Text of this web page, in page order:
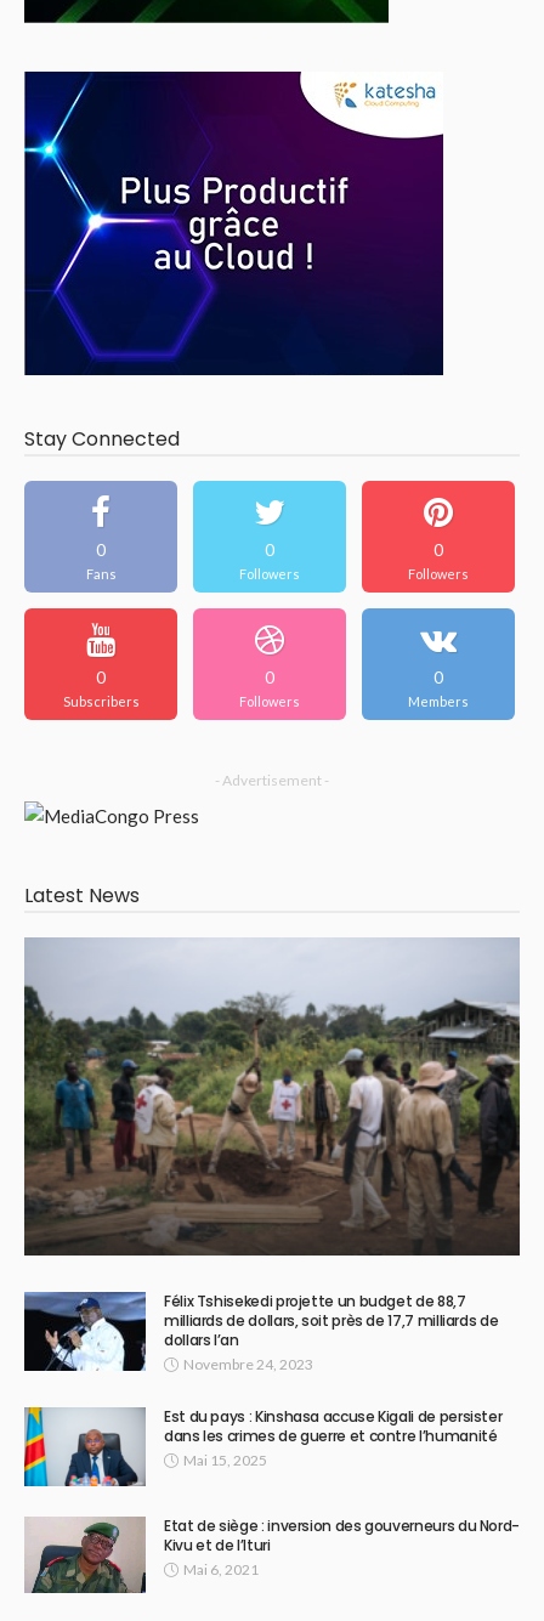
Stay Connected
0
Fans
0
Followers
0
Followers
0
Subscribers
0
Followers
0
Members
- Advertisement -
Latest News
Félix Tshisekedi projette un budget de 88,7
milliards de dollars, soit près de 17,7 milliards de
dollars l’an
Novembre 24, 2023
Est du pays : Kinshasa accuse Kigali de persister
dans les crimes de guerre et contre l’humanité
Mai 15, 2025
Etat de siège : inversion des gouverneurs du Nord-
Kivu et de l’Ituri
Mai 6, 2021